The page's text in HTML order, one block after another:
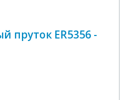
пруток ER5356 -